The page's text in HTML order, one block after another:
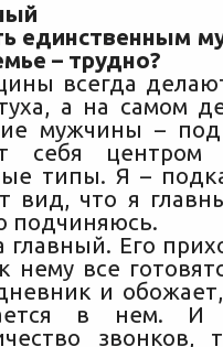
единственным
– трудно?
всегда
а на самом
мужчины –
себя центром
типы. Я –
вид, что я
подчиняюсь.
главный. Его
нему все
и
в нем. И
звонков,